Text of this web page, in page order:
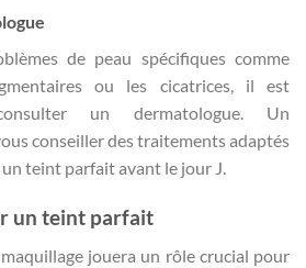
de peau spécifiques comme
ou les cicatrices, il est
un dermatologue. Un
conseiller des traitements adaptés
teint parfait avant le jour J.
un teint parfait
maquillage jouera un rôle crucial pour